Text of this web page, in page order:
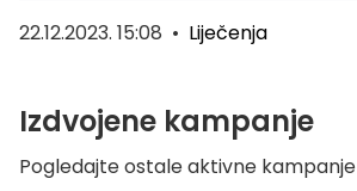
22.12.2023. 15:08 • Liječenja
Izdvojene kampanje
Pogledajte ostale aktivne kampanje